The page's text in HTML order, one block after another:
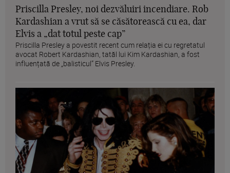
Priscilla Presley, noi dezvăluiri incendiare. Rob
Kardashian a vrut să se căsătorească cu ea, dar
Elvis a „dat totul peste cap”
Priscilla Presley a povestit recent cum relația ei cu regretatul
avocat Robert Kardashian, tatăl lui Kim Kardashian, a fost
influențată de „balisticul” Elvis Presley.